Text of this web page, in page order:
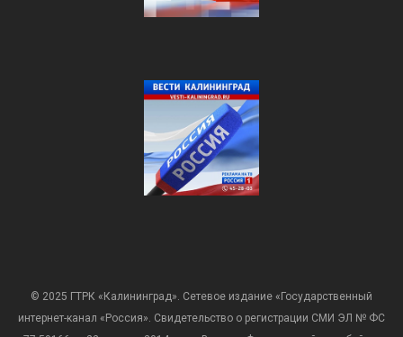
© 2025 ГТРК «Калининград». Сетевое издание «Государственный
интернет-канал «Россия». Свидетельство о регистрации СМИ ЭЛ № ФС